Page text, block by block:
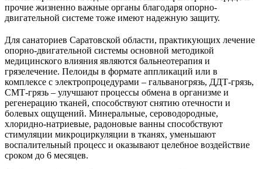
прочие жизненно важные органы благодаря опорно-
двигательной системе тоже имеют надежную защиту.
Для санаториев Саратовской области, практикующих лечение
опорно-двигательной системы основной методикой
медицинского влияния являются бальнеотерапия и
грязелечение. Пелоиды в формате аппликаций или в
комплексе с электропроцедурами – гальваногрязь, ДДТ-грязь,
СМТ-грязь – улучшают процессы обмена в организме и
регенерацию тканей, способствуют снятию отечности и
болевых ощущений. Минеральные, сероводородные,
хлоридно-натриевые, радоновые ванны способствуют
стимуляции микроциркуляции в тканях, уменьшают
воспалительный процесс и оказывают целебное воздействие
сроком до 6 месяцев.